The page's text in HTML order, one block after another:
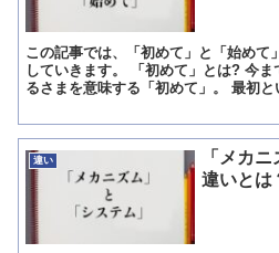
この記事では、「初めて」と「始めて
していきます。 「初めて」とは? 今
るさまを意味する「初めて」。 最初
違い
「メカ
違いとは